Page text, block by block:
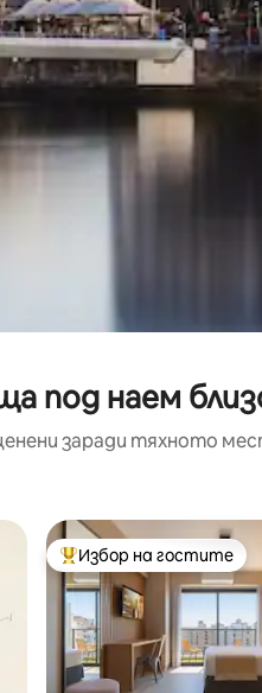
под наем
заради тяхното
Най-популярен избор на
Избор на гостите